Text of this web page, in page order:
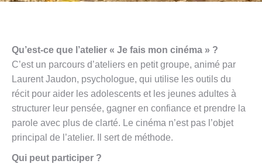
Qu’est-ce que l’atelier « Je fais mon cinéma » ?
C’est un parcours d’ateliers en petit groupe, animé par
Laurent Jaudon, psychologue, qui utilise les outils du
récit pour aider les adolescents et les jeunes adultes à
structurer leur pensée, gagner en confiance et prendre la
parole avec plus de clarté. Le cinéma n’est pas l’objet
principal de l’atelier. Il sert de méthode.
Qui peut participer ?